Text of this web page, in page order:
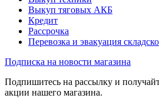
Выкуп тяговых АКБ
Кредит
Рассрочка
Перевозка и эвакуация
Подписка на новости магазина
Подпишитесь на рассылку и
акции нашего магазина.